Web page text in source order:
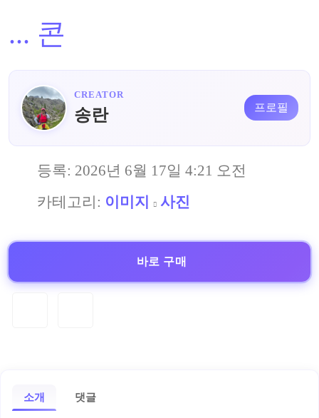
... 콘
CREATOR
송란 프로필
등록: 2026년 6월 17일 4:21 오전
카테고리: 이미지 사진
바로 구매
소개 댓글